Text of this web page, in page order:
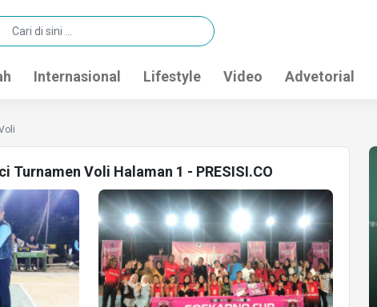
Internasional Lifestyle Video Advetorial
Turnamen Voli Halaman 1 - PRESISI.CO